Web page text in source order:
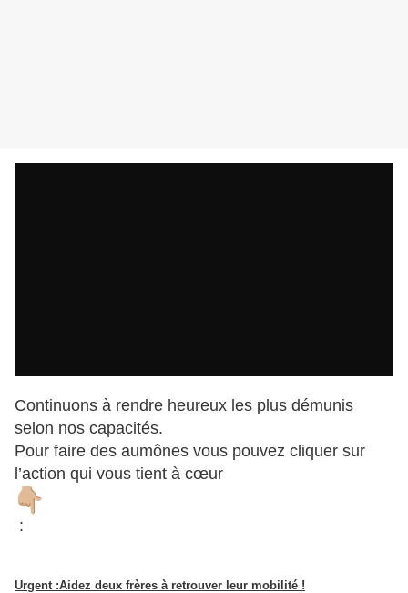
Continuons à rendre heureux les plus démunis
selon nos capacités.
Pour faire des aumônes vous pouvez cliquer sur
l’action qui vous tient à cœur
:
Urgent :Aidez deux frères à retrouver leur mobilité !